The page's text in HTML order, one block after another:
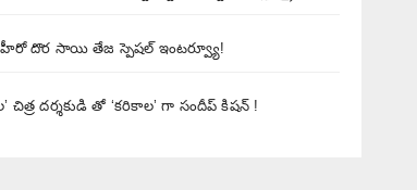
హీరో దొర సాయి తేజ స్పెషల్ ఇంటర్వ్యూ!
చిత్ర దర్శకుడి తో ‘కరికాల’ గా సందీప్ కిషన్ !